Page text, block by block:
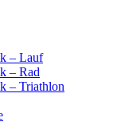
– Lauf
– Rad
– Triathlon